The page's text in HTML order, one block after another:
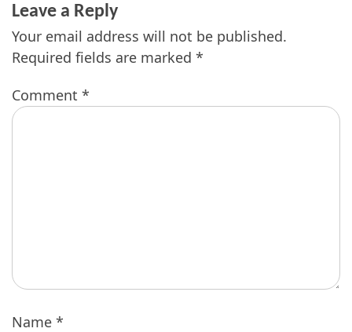
Leave a Reply
Your email address will not be published.
Required fields are marked *
Comment *
Name *